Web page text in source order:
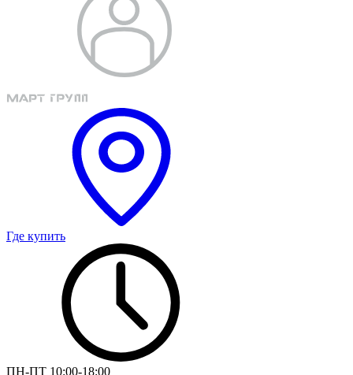
Где купить
ПН-ПТ 10:00-18:00